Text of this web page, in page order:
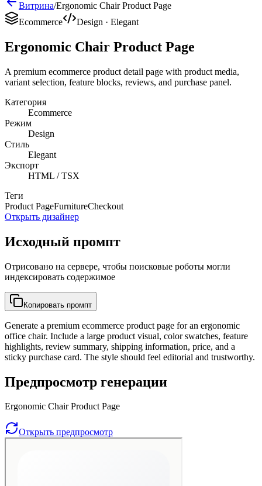
Витрина/Ergonomic Chair Product Page
Ecommerce
Design · Elegant
Ergonomic Chair Product Page
A premium ecommerce product detail page with product media,
variant selection, feature blocks, reviews, and purchase panel.
Категория
Ecommerce
Режим
Design
Стиль
Elegant
Экспорт
HTML / TSX
Теги
Product PageFurnitureCheckout
Открыть дизайнер
Исходный промпт
Отрисовано на сервере, чтобы поисковые роботы могли
индексировать содержимое
Копировать промпт
Generate a premium ecommerce product page for an ergonomic
office chair. Include a large product visual, color swatches, feature
highlights, review summary, shipping information, price, and a
sticky purchase card. The style should feel editorial and trustworthy.
Предпросмотр генерации
Ergonomic Chair Product Page
Открыть предпросмотр